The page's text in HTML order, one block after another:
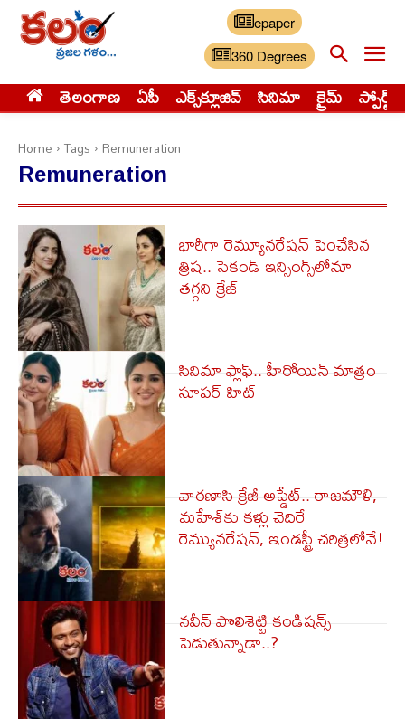
epaper
360 Degrees
తెలంగాణ ఏపీ ఎక్స్‌క్లూజివ్‌ సినిమా క్రైమ్ స్పోర్ట్స్
Home Tags Remuneration
Remuneration
భారీగా రెమ్యూనరేషన్ పెంచేసిన
త్రిష.. సెకండ్ ఇన్సింగ్స్‌లోనూ
తగ్గని క్రేజ్
సినిమా ఫ్లాఫ్.. హీరోయిన్ మాత్రం
సూపర్ హిట్
వారణాసి క్రేజీ అప్డేట్.. రాజమౌళి,
మహేశ్‌కు కళ్లు చెదిరే
రెమ్యునరేషన్, ఇండస్ట్రీ చరిత్రలోనే!
నవీన్ పొలిశెట్టి కండిషన్స్
పెడుతున్నాడా..?